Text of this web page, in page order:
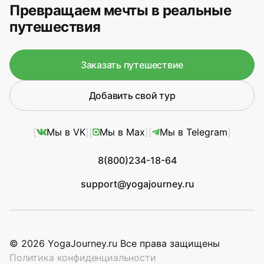
Превращаем мечты в реальные
путешествия
Заказать путешествие
Добавить свой тур
Мы в VK Мы в Max Мы в Telegram
8(800)234-18-64
support@yogajourney.ru
© 2026 YogaJourney.ru Все права защищены
Политика конфиденциальности